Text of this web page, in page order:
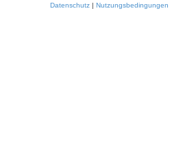
Datenschutz | Nutzungsbedingungen